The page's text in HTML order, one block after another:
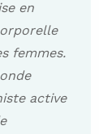
en
femmes.
active